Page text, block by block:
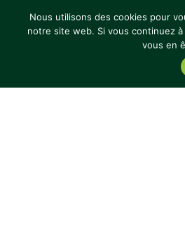
Nous utilisons des cookies pour
notre site web. Si vous continuez
vous en